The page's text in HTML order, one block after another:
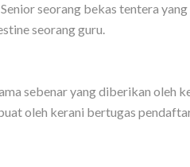
seorang bekas tentera
seorang guru.
sebenar yang diberikan oleh
oleh kerani bertugas